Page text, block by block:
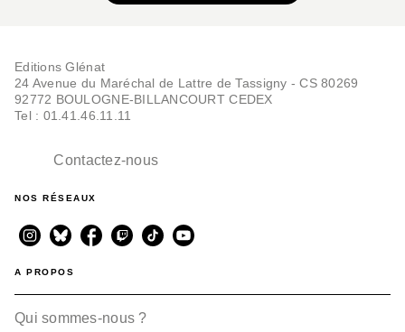
Editions Glénat
24 Avenue du Maréchal de Lattre de Tassigny - CS 80269
92772 BOULOGNE-BILLANCOURT CEDEX
Tel : 01.41.46.11.11
Contactez-nous
NOS RÉSEAUX
A PROPOS
Qui sommes-nous ?